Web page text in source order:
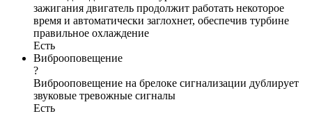
зажигания двигатель продолжит работать некоторое
время и автоматически заглохнет, обеспечив турбине
правильное охлаждение
Есть
Виброоповещение
?
Виброоповещение на брелоке сигнализации дублирует
звуковые тревожные сигналы
Есть